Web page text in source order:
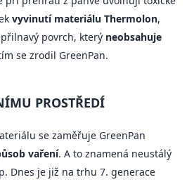
vyvinutí materiálu Thermolon,
povrch, který neobsahuje
se zrodil GreenPan.
PROSTŘEDÍ
se zaměřuje GreenPan
vaření. A to znamená neustálý
Dnes je již na trhu 7. generace